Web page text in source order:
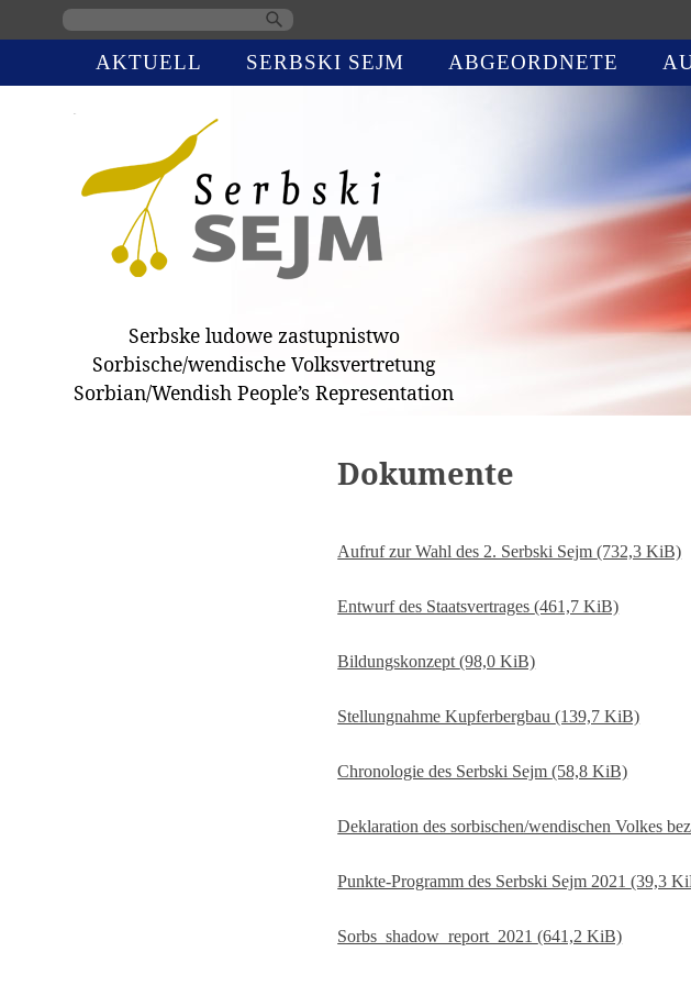
überspringen
AKTUELL SERBSKI SEJM ABGEORDNETE
Serbske ludowe zastupnistwo
Sorbische/wendische Volksvertretung
Sorbian/Wendish People’s Representation
Dokumente
Aufruf zur Wahl des 2. Serbski Sejm(732,3 KiB)
Entwurf des Staatsvertrages(461,7 KiB)
Bildungskonzept(98,0 KiB)
Stellungnahme Kupferbergbau(139,7 KiB)
Chronologie des Serbski Sejm(58,8 KiB)
Deklaration des sorbischen/wendischen Volkes
Punkte-Programm des Serbski Sejm 2021(39,3
Sorbs_shadow_report_2021(641,2 KiB)